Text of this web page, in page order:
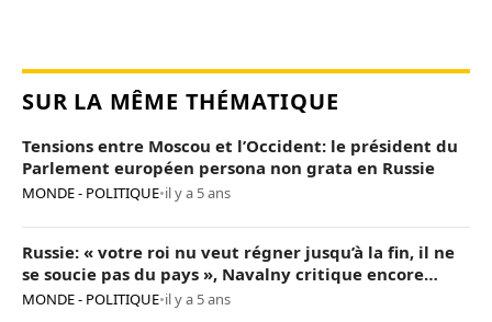
SUR LA MÊME THÉMATIQUE
Tensions entre Moscou et l’Occident: le président du
Parlement européen persona non grata en Russie
MONDE - POLITIQUE•il y a 5 ans
Russie: « votre roi nu veut régner jusqu’à la fin, il ne
se soucie pas du pays », Navalny critique encore
Poutine
MONDE - POLITIQUE•il y a 5 ans